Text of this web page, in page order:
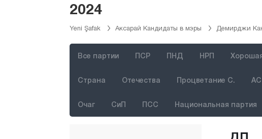
2024
Yeni Şafak Аксарай Кандидаты в мэры Демирджи
Все партии ПСР ПНД НРП
Страна Отечества Процветание С. АС
Очаг СиП ПСС Национальная партия
Измир
Афьонкарахисар